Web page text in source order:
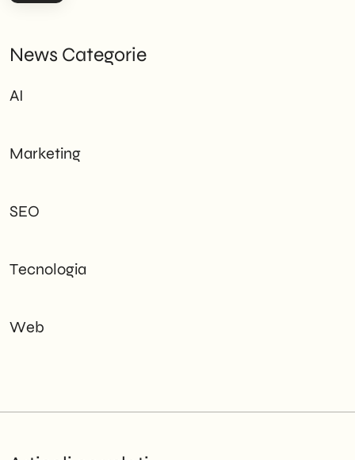
News Categorie
AI
Marketing
SEO
Tecnologia
Web